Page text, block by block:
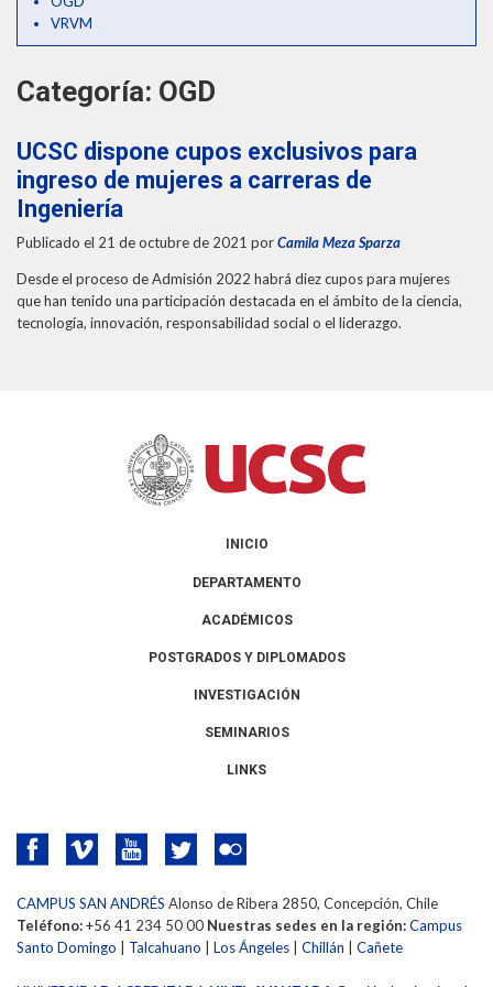
THEP Group
Categoría: OGD
UCSC dispone cupos exclusivos para
ingreso de mujeres a carreras de
Ingeniería
Publicado el 21 de octubre de 2021 porCamila Meza Sparza
Desde el proceso de Admisión 2022 habrá diez cupos para mujeres
que han tenido una participación destacada en el ámbito de la ciencia,
tecnología, innovación, responsabilidad social o el liderazgo.
VRVM
INICIO
DEPARTAMENTO
ACADÉMICOS
POSTGRADOS Y DIPLOMADOS
INVESTIGACIÓN
SEMINARIOS
LINKS
CAMPUS SAN ANDRÉS Alonso de Ribera 2850, Concepción, Chile
Teléfono:+56 41 234 50 00 Nuestras sedes en la región:Campus
Santo Domingo
Talcahuano Los Ángeles Chillán Cañete